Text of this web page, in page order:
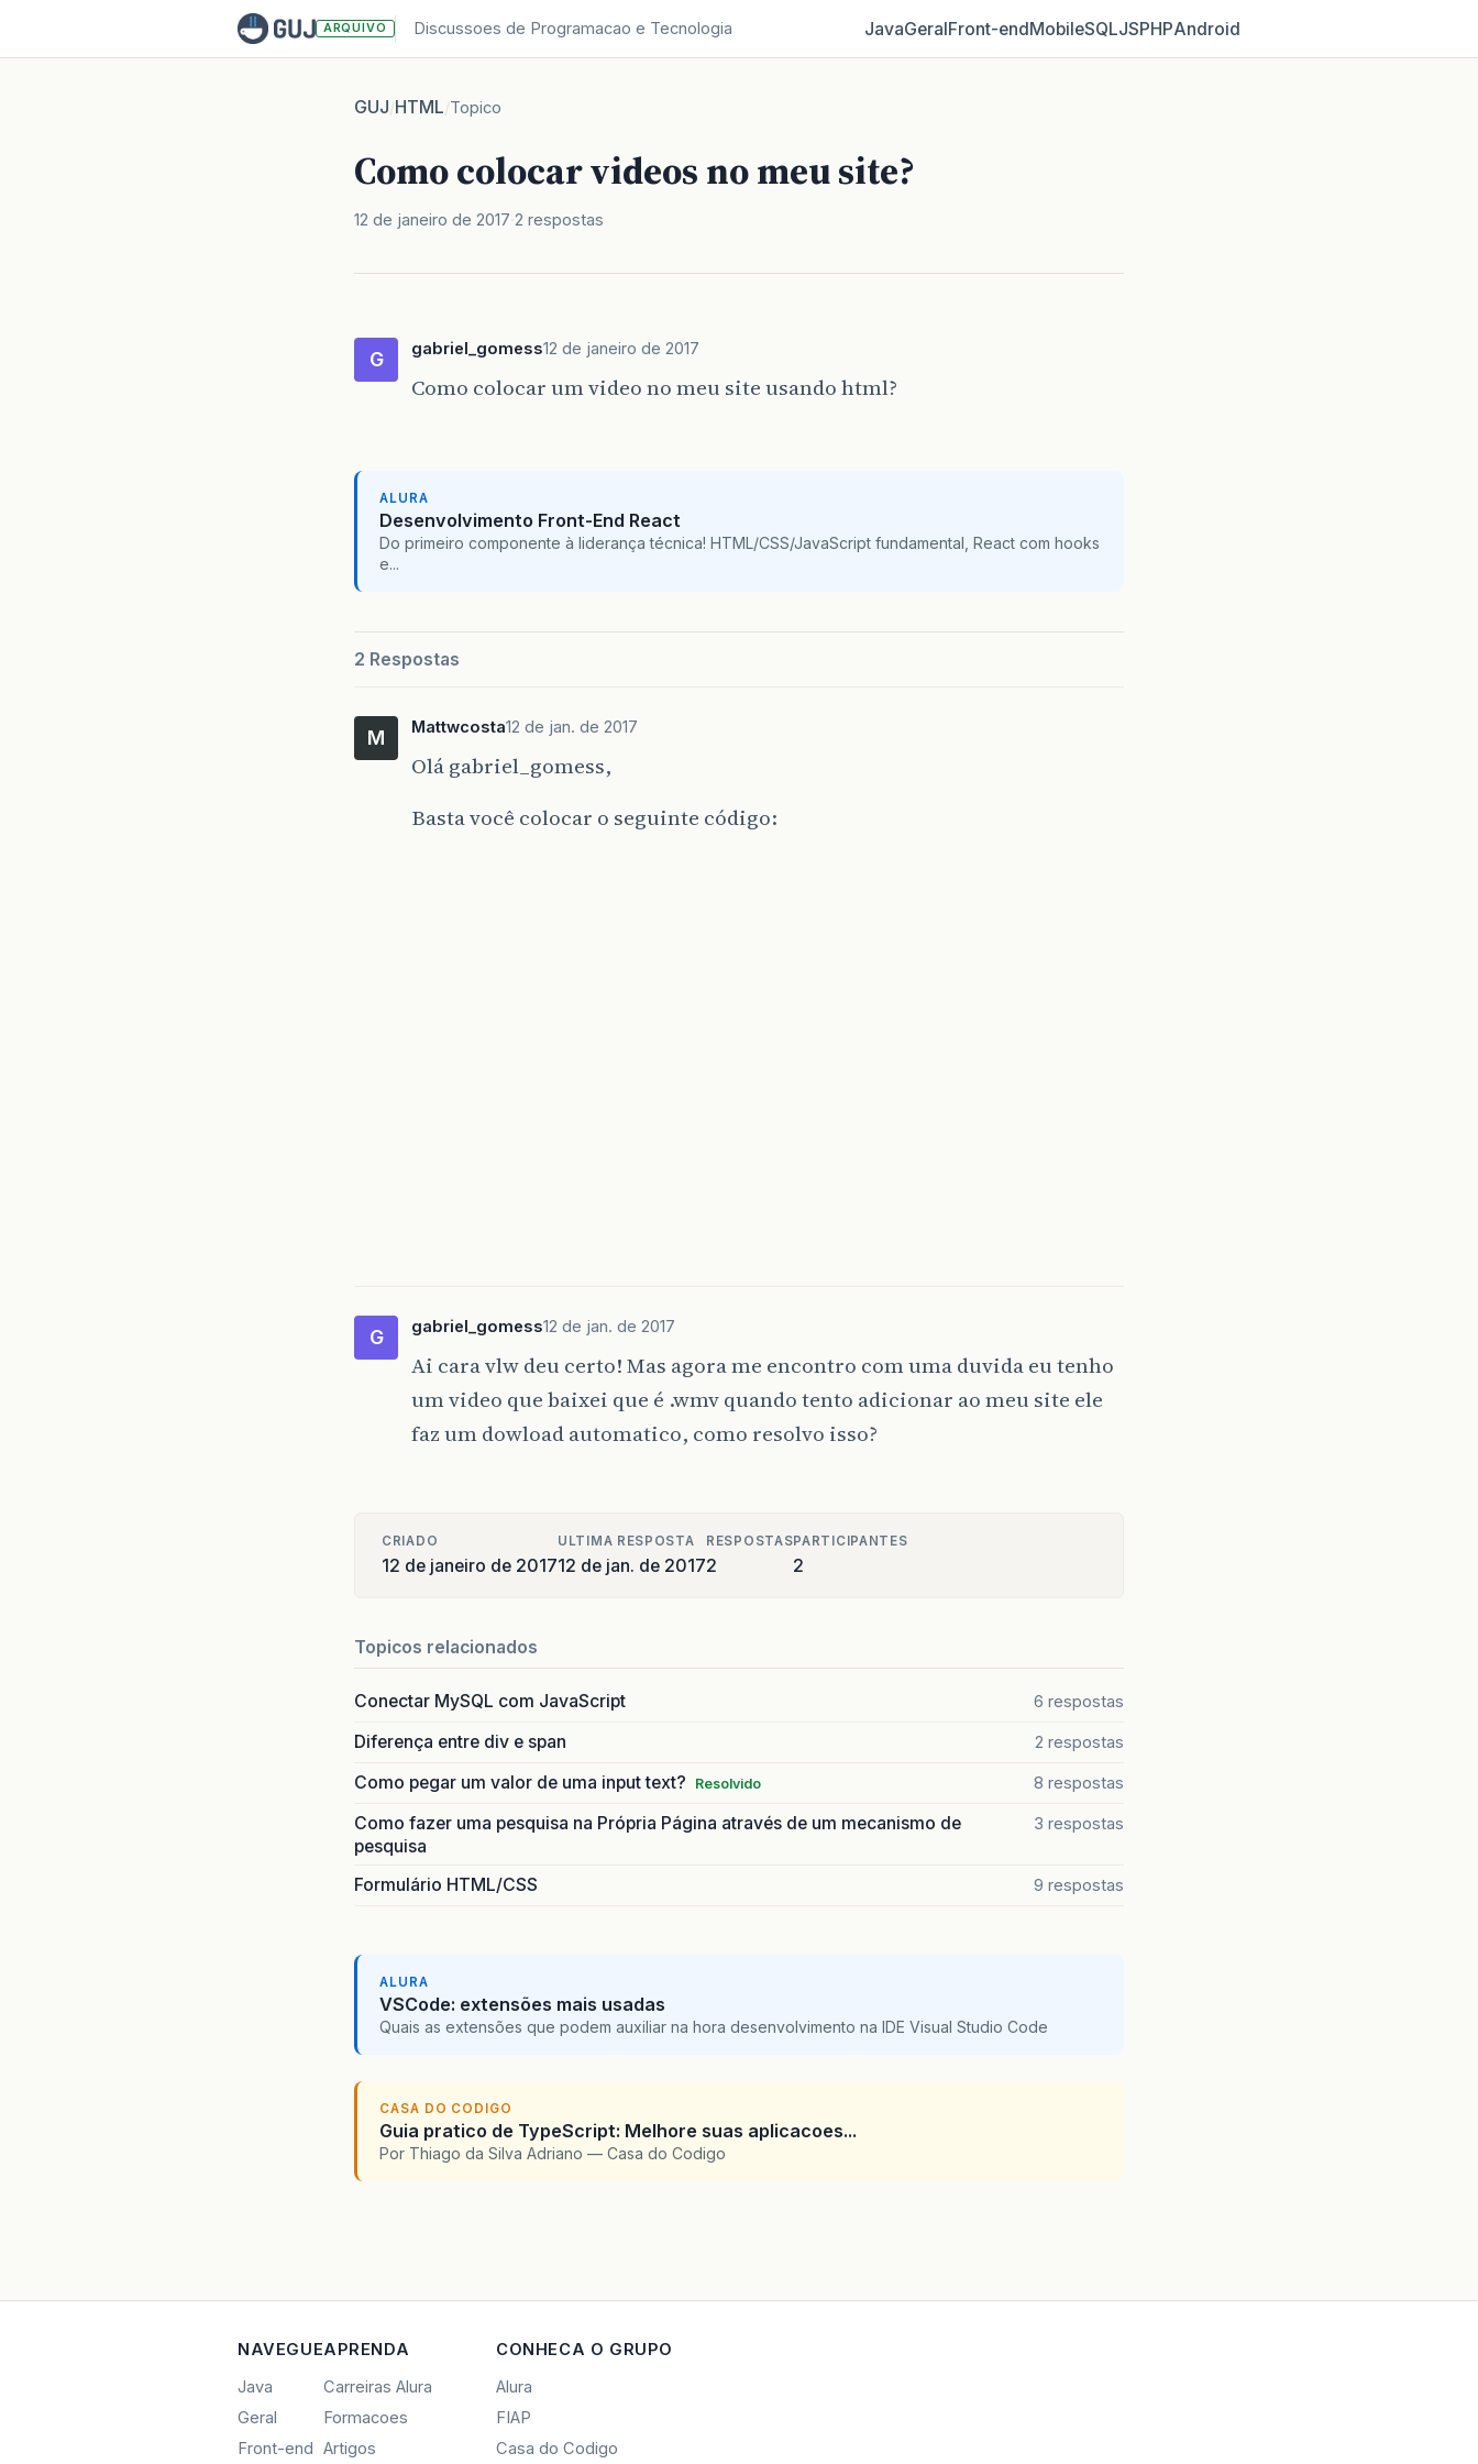
ARQUIVO Discussoes de Programacao e Tecnologia JavaGeralFront‑endMobileSQLJSPHPAndroid
GUJ/HTML/Topico
Como colocar videos no meu site?
12 de janeiro de 2017 2 respostas
G gabriel_gomess12 de janeiro de 2017
Como colocar um video no meu site usando html?
ALURA
Desenvolvimento Front-End React
Do primeiro componente à liderança técnica! HTML/CSS/JavaScript fundamental, React com hooks
e...
2 Respostas
M Mattwcosta12 de jan. de 2017
Olá gabriel_gomess,
Basta você colocar o seguinte código:
G gabriel_gomess12 de jan. de 2017
Ai cara vlw deu certo! Mas agora me encontro com uma duvida eu tenho
um video que baixei que é .wmv quando tento adicionar ao meu site ele
faz um dowload automatico, como resolvo isso?
CRIADO
12 de janeiro de 2017
ULTIMA RESPOSTA
12 de jan. de 2017
RESPOSTAS
2
PARTICIPANTES
2
Topicos relacionados
Conectar MySQL com JavaScript 6 respostas
Diferença entre div e span 2 respostas
Como pegar um valor de uma input text? Resolvido 8 respostas
Como fazer uma pesquisa na Própria Página através de um mecanismo de
pesquisa
3 respostas
Formulário HTML/CSS 9 respostas
ALURA
VSCode: extensões mais usadas
Quais as extensões que podem auxiliar na hora desenvolvimento na IDE Visual Studio Code
CASA DO CODIGO
Guia pratico de TypeScript: Melhore suas aplicacoes...
Por Thiago da Silva Adriano — Casa do Codigo
NAVEGUE
Java
Geral
Front-end
APRENDA
Carreiras Alura
Formacoes
Artigos
CONHECA O GRUPO
Alura
FIAP
Casa do Codigo